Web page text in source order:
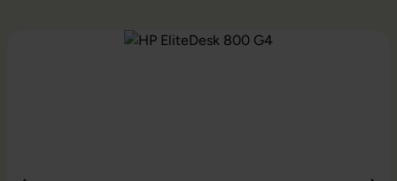
Ignorer la galerie d'images